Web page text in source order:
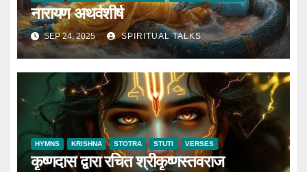
नारायण अथर्वशीर्ष
SEP 24, 2025 SPIRITUAL TALKS
HYMNS KRISHNA STOTRA STUTI VERSES
कृष्णदास द्वारा रचित श्रीकृष्णस्तवराज